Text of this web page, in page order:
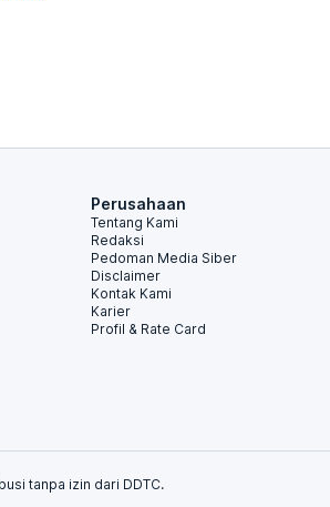
Perusahaan
Tentang Kami
Redaksi
Pedoman Media Siber
Disclaimer
Kontak Kami
Karier
Profil & Rate Card
tanpa izin dari DDTC.